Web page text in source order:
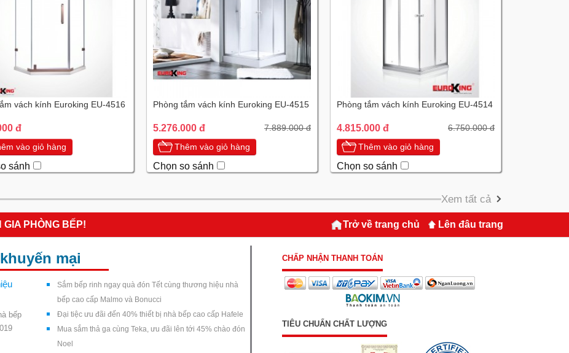
vách kính Euroking EU-4516
đ
vào giỏ hàng
sánh
Phòng tắm vách kính Euroking EU-4515
5.276.000 đ 7.889.000 đ
Thêm vào giỏ hàng
Chọn so sánh
Phòng tắm vách kính Euroking EU-4514
4.815.000 đ 6.750.000 đ
Thêm vào giỏ hàng
Chọn so sánh
Xem tất cả
GIA PHÒNG BẾP! Lên đâu trang
Trở về trang chủ
mại
bếp
Sắm bếp rinh ngay quà đón Tết cùng thương hiệu nhà
bếp cao cấp Malmo và Bonucci
Đại tiệc ưu đãi đến 40% thiết bị nhà bếp cao cấp Hafele
Mua sắm thả ga cùng Teka, ưu đãi lên tới 45% chào đón
Noel
CHẤP NHẬN THANH TOÁN
TIÊU CHUẨN CHẤT LƯỢNG